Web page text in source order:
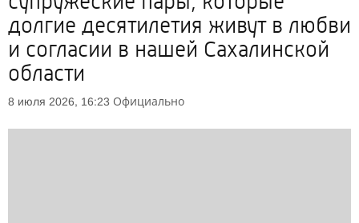
долгие десятилетия живут в любви
и согласии в нашей Сахалинской
области
8 июля 2026, 16:23 Официально